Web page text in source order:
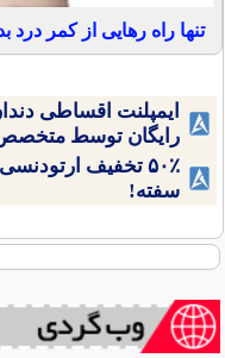
تنها راه رهایی از کمر
ایمپلنت اقساطی
رایگان توسط
۵۰٪ تخفیف
سفته!